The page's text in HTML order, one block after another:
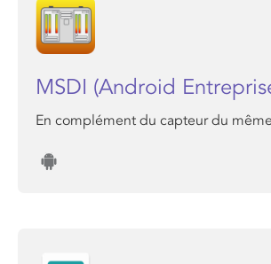
MSDI (Android
En complément du capteur du